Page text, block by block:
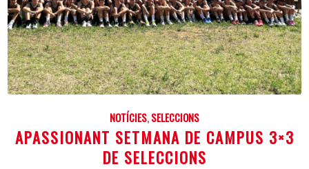
NOTÍCIES,SELECCIONS
APASSIONANT SETMANA DE CAMPUS 3×3
DE SELECCIONS